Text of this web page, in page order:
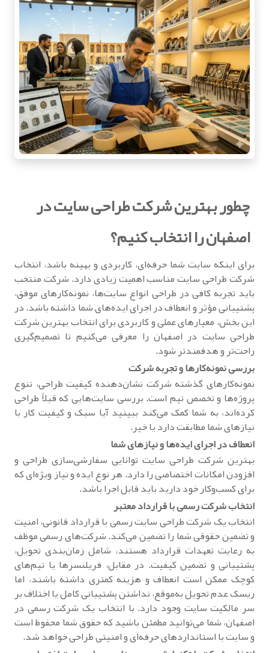
چطور بهترین شرکت طراحی سایت در
اصفهان را انتخاب کنیم؟
برای اینکه سایت شما حرفه‌ای، کاربردی و بهینه باشد، انتخاب
شرکت طراحی سایت مناسب اهمیت زیادی دارد. شرکت منتخب
باید تجربه کافی در طراحی انواع سایت‌ها، نمونه‌کارهای موفق،
پشتیبانی مؤثر و انعطاف در اجرای ایده‌های شما داشته باشد. در
این بخش، معیارهای عملی و کاربردی برای انتخاب بهترین شرکت
طراحی سایت در اصفهان را معرفی می‌کنیم تا تصمیم‌گیری
راحت‌تر و هدفمندتر شود.
بررسی نمونه‌کارها و تجربه شرکت
نمونه‌کارهای گذشته شرکت نشان‌دهنده کیفیت طراحی، تنوع
پروژه‌ها و تخصص تیم است. بررسی سایت‌هایی که قبلاً طراحی
کرده‌اند، به شما کمک می‌کند ببینید آیا سبک و کیفیت کار با
نیازهای شما مطابقت دارد یا خیر.
انعطاف در اجرای ایده‌ها و نیازهای شما
بهترین شرکت طراحی سایت توانایی سفارشی‌سازی طراحی و
افزودن امکانات اختصاصی را دارد. هر نوع ایده و نیاز ویژه‌ای که
برای کسب‌وکار خود دارید باید قابل اجرا باشد.
انتخاب شرکت رسمی با قرارداد معتبر
انتخاب یک شرکت طراحی سایت رسمی با قرارداد قانونی، امنیت
و تضمین حقوقی شما را تضمین می‌کند. شرکت‌های رسمی موظف
به رعایت تعهدات قرارداد هستند، شامل زمان‌بندی تحویل،
پشتیبانی و تضمین کیفیت. در مقابل، فریلنسرها یا تیم‌های
کوچک ممکن است انعطاف و هزینه کمتری داشته باشند، اما
ریسک عدم تحویل به‌موقع، نداشتن پشتیبانی کامل یا اختلاف بر
سر مالکیت سایت وجود دارد. با انتخاب یک شرکت رسمی در
اصفهان، شما می‌توانید مطمئن باشید که حقوق شما محفوظ است
و سایت با استانداردهای حرفه‌ای و امنیتی طراحی خواهد شد.